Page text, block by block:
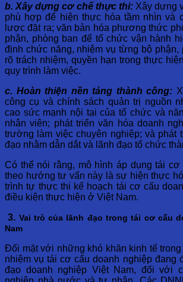
b. Xây dựng cơ chế thực thi: Xây dựng
phù hợp để hiện thực hóa tầm nhìn và
lược đặt ra; văn bản hóa phương thức
phận, phòng ban để tổ chức vận hành
định chức năng, nhiệm vụ từng bộ phận,
rõ trách nhiệm, quyền hạn trong thực
quy trình làm việc.
c. Hoàn thiện nền tảng thành công:
công cụ và chính sách quản trị nguồn
cao sức mạnh nội tại của tổ chức và
nhân viên; phát triển văn hóa doanh
trường làm việc chuyên nghiệp; và phát
đạo nhằm dẫn dắt và lãnh đạo tổ chức
Có thể nói rằng, mô hình áp dụng tái cơ
theo hướng tư vấn này là sự hiện thực
trình tự thực thi kế hoạch tái cơ cấu
điều kiện thực hiện ở Việt Nam.
3. Vai trò của lãnh đạo trong tái cơ cấu
Nam
Đối mặt với những khó khăn kinh tế
nhiệm vụ tái cơ cấu doanh nghiệp đang
đạo doanh nghiệp Việt Nam, đối với